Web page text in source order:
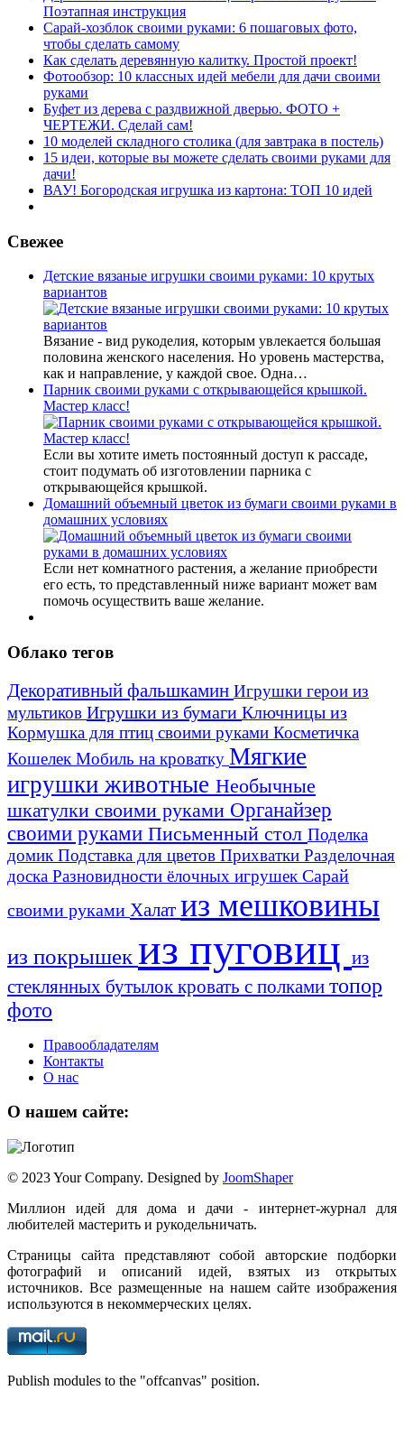
Поэтапная инструкция
Сарай-хозблок своими руками: 6 пошаговых фото,
чтобы сделать самому
Как сделать деревянную калитку. Простой проект!
Фотообзор: 10 классных идей мебели для дачи своими
руками
Буфет из дерева с раздвижной дверью. ФОТО +
ЧЕРТЕЖИ. Сделай сам!
10 моделей складного столика (для завтрака в постель)
15 идеи, которые вы можете сделать своими руками для
дачи!
ВАУ! Богородская игрушка из картона: ТОП 10 идей
Свежее
Детские вязаные игрушки своими руками: 10 крутых
вариантов
Вязание - вид рукоделия, которым увлекается большая
половина женского населения. Но уровень мастерства,
как и направление, у каждой свое. Одна…
Парник своими руками с открывающейся крышкой.
Мастер класс!
Если вы хотите иметь постоянный доступ к рассаде,
стоит подумать об изготовлении парника с
открывающейся крышкой.
Домашний объемный цветок из бумаги своими руками в
домашних условиях
Если нет комнатного растения, а желание приобрести
его есть, то представленный ниже вариант может вам
помочь осуществить ваше желание.
Облако тегов
Декоративный фальшкамин Игрушки герои из
мультиков Игрушки из бумаги Ключницы из
Кормушка для птиц своими руками Косметичка
Кошелек Мобиль на кроватку Мягкие
игрушки животные Необычные
шкатулки своими руками Органайзер
своими руками Письменный стол Поделка
домик Подставка для цветов Прихватки Разделочная
доска Разновидности ёлочных игрушек Сарай
своими руками Халат из мешковины
из покрышек из пуговиц из
стеклянных бутылок кровать с полками топор
фото
Правообладателям
Контакты
О нас
О нашем сайте:
© 2023 Your Company. Designed by JoomShaper
Миллион идей для дома и дачи - интернет-журнал для
любителей мастерить и рукодельничать.
Страницы сайта представляют собой авторские подборки
фотографий и описаний идей, взятых из открытых
источников. Все размещенные на нашем сайте изображения
используются в некоммерческих целях.
Publish modules to the "offcanvas" position.